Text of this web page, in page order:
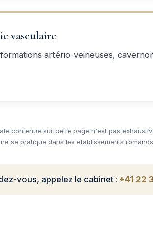
vasculaire
artério-veineuses,
contenue sur cette page n'est pas
se pratique dans les établissements
vous, appelez le cabinet : +41 22